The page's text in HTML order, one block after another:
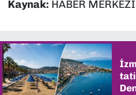
Kaynak: HABER MERKEZİ